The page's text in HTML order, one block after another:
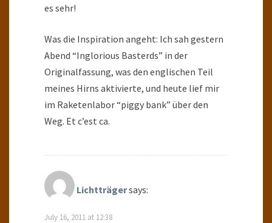
es sehr!
Was die Inspiration angeht: Ich sah gestern
Abend “Inglorious Basterds” in der
Originalfassung, was den englischen Teil
meines Hirns aktivierte, und heute lief mir
im Raketenlabor “piggy bank” über den
Weg. Et c’est ca.
Lichtträgersays:
July 16, 2011 at 12:38